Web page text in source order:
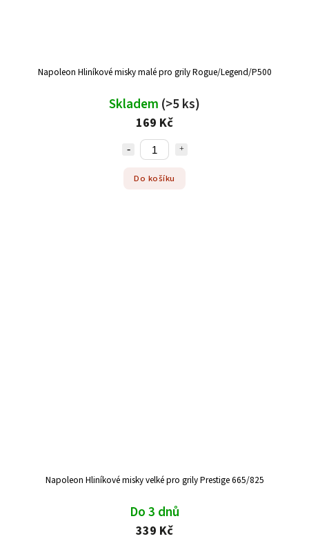
Napoleon Hliníkové misky malé pro grily Rogue/Legend/P500
Skladem (>5 ks)
169 Kč
Do košíku
Napoleon Hliníkové misky velké pro grily Prestige 665/825
Do 3 dnů
339 Kč